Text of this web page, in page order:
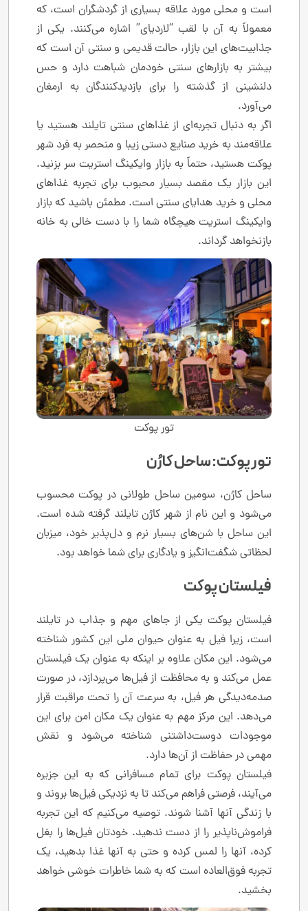
است و محلی مورد علاقه بسیاری از گردشگران است، که
معمولاً به آن با لقب “لاردیای” اشاره می‌کنند. یکی از
جذابیت‌های این بازار، حالت قدیمی و سنتی آن است که
بیشتر به بازارهای سنتی خودمان شباهت دارد و حس
دلنشینی از گذشته را برای بازدیدکنندگان به ارمغان
می‌آورد.
اگر به دنبال تجربه‌ای از غذاهای سنتی تایلند هستید یا
علاقه‌مند به خرید صنایع دستی زیبا و منحصر به فرد شهر
پوکت هستید، حتماً به بازار وایکینگ استریت سر بزنید.
این بازار یک مقصد بسیار محبوب برای تجربه غذاهای
محلی و خرید هدایای سنتی است. مطمئن باشید که بازار
وایکینگ استریت هیچگاه شما را با دست خالی به خانه
بازنخواهد گرداند.
تور پوکت
تور پوکت: ساحل کارُن
ساحل کارُن، سومین ساحل طولانی در پوکت محسوب
می‌شود و این نام از شهر کارُن تایلند گرفته شده است.
این ساحل با شن‌های بسیار نرم و دل‌پذیر خود، میزبان
لحظاتی شگفت‌انگیز و یادگاری برای شما خواهد بود.
فیلستان پوکت
فیلستان پوکت یکی از جاهای مهم و جذاب در تایلند
است، زیرا فیل به عنوان حیوان ملی این کشور شناخته
می‌شود. این مکان علاوه بر اینکه به عنوان یک فیلستان
عمل می‌کند و به محافظت از فیل‌ها می‌پردازد، در صورت
صدمه‌دیدگی هر فیل، به سرعت آن را تحت مراقبت قرار
می‌دهد. این مرکز مهم به عنوان یک مکان امن برای این
موجودات دوست‌داشتنی شناخته می‌شود و نقش
مهمی در حفاظت از آن‌ها دارد.
فیلستان پوکت برای تمام مسافرانی که به این جزیره
می‌آیند، فرصتی فراهم می‌کند تا به نزدیکی فیل‌ها بروند و
با زندگی آنها آشنا شوند. توصیه می‌کنیم که این تجربه
فراموش‌ناپذیر را از دست ندهید. خودتان فیل‌ها را بغل
کرده، آنها را لمس کرده و حتی به آنها غذا بدهید، یک
تجربه فوق‌العاده است که به شما خاطرات خوشی خواهد
بخشید.